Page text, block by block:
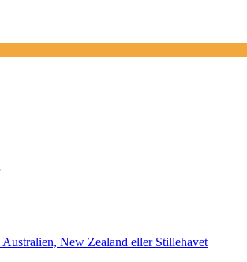
Australien, New Zealand eller Stillehavet